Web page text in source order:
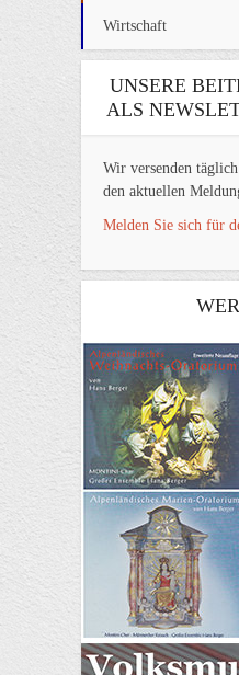
Wirtschaft
UNSERE
ALS
Wir versenden
den aktuellen
Melden Sie sich für